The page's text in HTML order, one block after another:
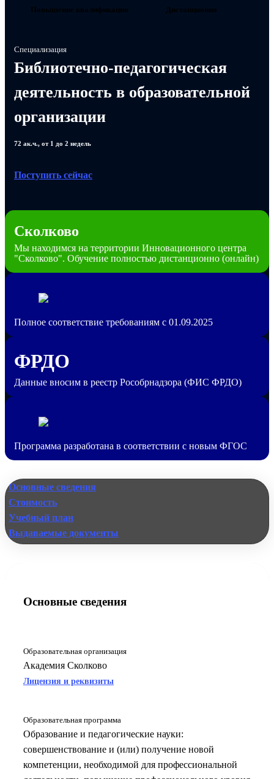
Повышение квалификации Дистанционно
Специализация
Библиотечно-педагогическая
деятельность в образовательной
организации
72 ак.ч., от 1 до 2 недель
Поступить сейчас
Сколково
Мы находимся на территории Инновационного центра
"Сколково". Обучение полностью дистанционно (онлайн)
Полное соответствие требованиям с 01.09.2025
ФРДО
Данные вносим в реестр Рособрнадзора (ФИС ФРДО)
Программа разработана в соответствии с новым ФГОС
Основные сведения
Стоимость
Учебный план
Выдаваемые документы
Основные сведения
Образовательная организация
Академия Сколково
Лицензия и реквизиты
Образовательная программа
Образование и педагогические науки:
совершенствование и (или) получение новой
компетенции, необходимой для профессиональной